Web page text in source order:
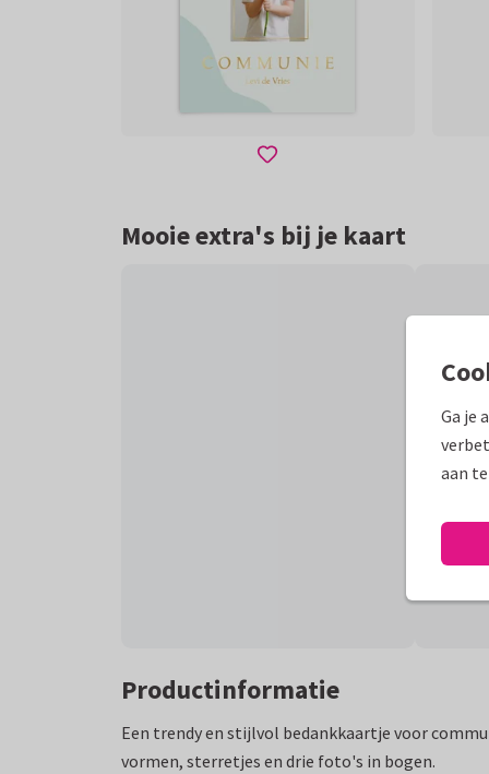
Mooie extra's bij je kaart
Productinformatie
Een trendy en stijlvol bedankkaartje voor
vormen, sterretjes en drie foto's in bogen.
Ga je
aan